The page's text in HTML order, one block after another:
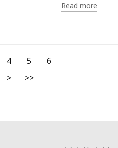
Read more
4 5
6
> >>